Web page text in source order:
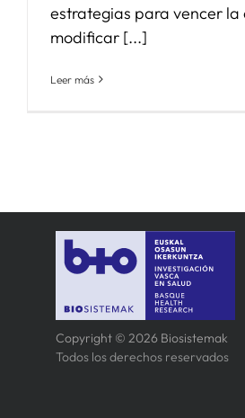
estrategias para vencer
modificar [...]
Leer más
Copyright © 2026 Biosistemak
Todos los derechos reservados